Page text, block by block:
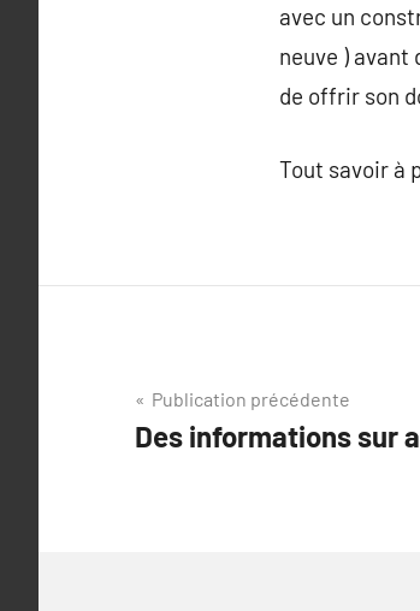
avec un
neuve ) avant
de offrir son
Tout savoir à
Navigation
de
Publication précédente
Des informations sur